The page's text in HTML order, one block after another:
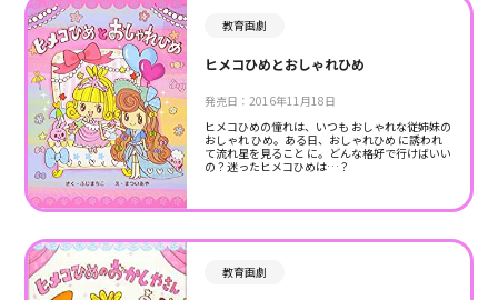
教育画劇
ヒメコひめとおしゃれひめ
発売日：2016年11月18日
ヒメコひめの憧れは、いつも おしゃれな従姉妹の
おしゃれ ひめ。ある日、おしゃれひめ に誘われ
て流れ星を見ること に。どんな格好で行けばいい
の？迷ったヒメコひめは…？
教育画劇